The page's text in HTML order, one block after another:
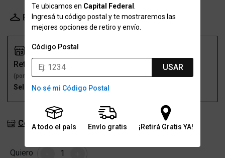
Te ubicamos en Capital Federal
Ingresá tu código postal y te mostraremos las
mejores opciones de retiro y envío.
Código Postal
USAR
No sé mi Código Postal
A todo el país Envío gratis ¡Retirá Gratis YA!
Probador Virtual Tabla de talles
Retiro
(por una sucursal)
Seleccioná talle
(a domicilio)
Consultar stock en sucursales
Quiero Cantidad